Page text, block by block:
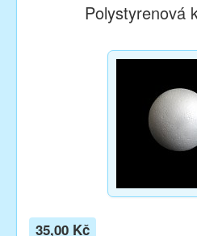
Polystyrenová
35,00 Kč